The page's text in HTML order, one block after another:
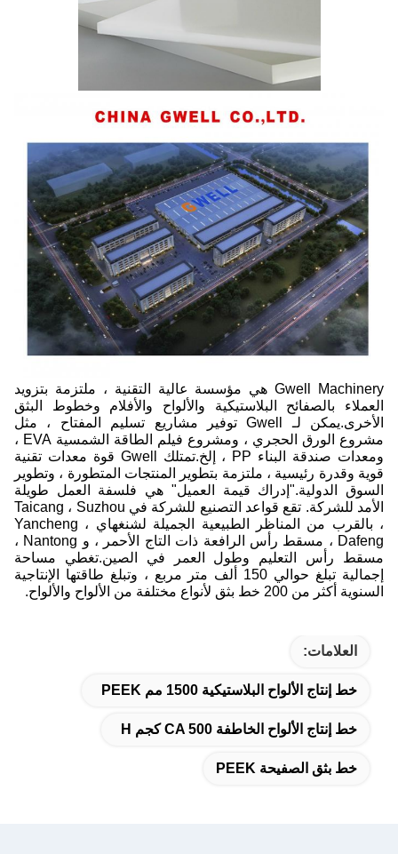
Gwell Machinery هي مؤسسة عالية التقنية ، ملتزمة بتزويد
العملاء بالصفائح البلاستيكية والألواح والأفلام وخطوط البثق
الأخرى.يمكن لـ Gwell توفير مشاريع تسليم المفتاح ، مثل
مشروع الورق الحجري ، ومشروع فيلم الطاقة الشمسية EVA ،
ومعدات صندقة البناء PP ، إلخ.تمتلك Gwell قوة معدات تقنية
قوية وقدرة رئيسية ، ملتزمة بتطوير المنتجات المتطورة ، وتطوير
السوق الدولية."إدراك قيمة العميل" هي فلسفة العمل طويلة
الأمد للشركة. تقع قواعد التصنيع للشركة في Taicang ، Suzhou
، بالقرب من المناظر الطبيعية الجميلة لشنغهاي ، Yancheng
Dafeng ، مسقط رأس الرافعة ذات التاج الأحمر ، و Nantong ،
مسقط رأس التعليم وطول العمر في الصين.تغطي مساحة
إجمالية تبلغ حوالي 150 ألف متر مربع ، وتبلغ طاقتها الإنتاجية
السنوية أكثر من 200 خط بثق لأنواع مختلفة من الألواح والألواح.
العلامات:
خط إنتاج الألواح البلاستيكية 1500 مم PEEK
خط إنتاج الألواح الخاطفة CA 500 كجم H
خط بثق الصفيحة PEEK